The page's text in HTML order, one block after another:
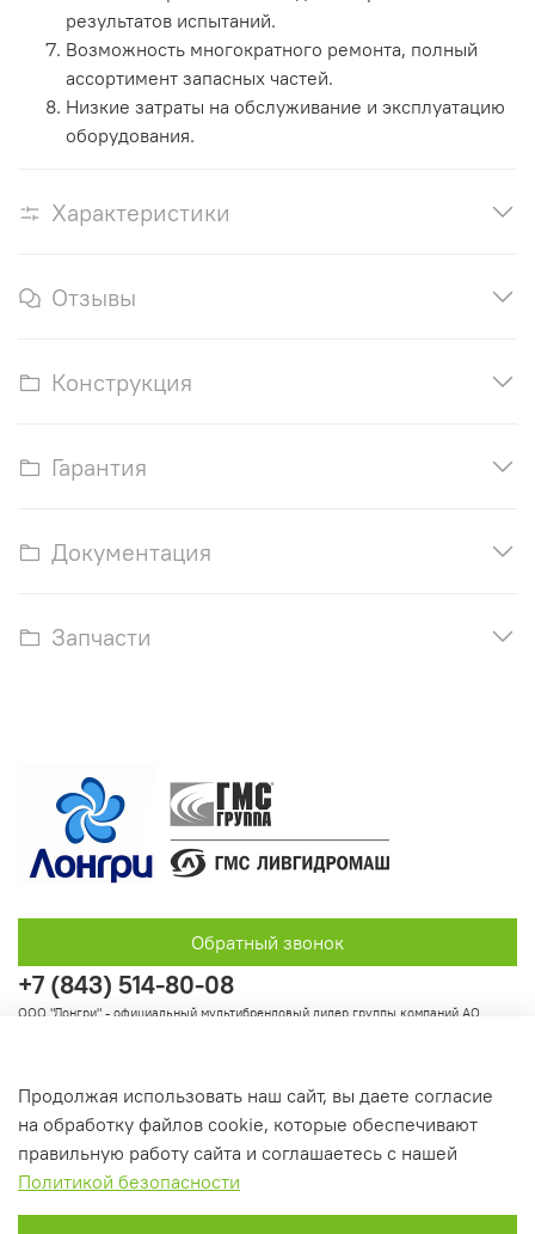
результатов испытаний.
Возможность многократного ремонта, полный
ассортимент запасных частей.
Низкие затраты на обслуживание и эксплуатацию
оборудования.
Характеристики
Отзывы
Конструкция
Гарантия
Документация
Запчасти
Информация
+7 (843) 514-80-08
ООО "Лонгри" - официальный мультибрендовый дилер группы компаний АО
Обратный звонок
Продолжая использовать наш сайт, вы даете согласие
на обработку файлов cookie, которые обеспечивают
правильную работу сайта и соглашаетесь с нашей
Политикой безопасности